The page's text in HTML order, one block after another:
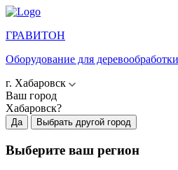
ГРАВИТОН
Оборудование для
г. Хабаровск
Ваш город
Хабаровск?
Да Выбрать другой город
Выберите ваш регион